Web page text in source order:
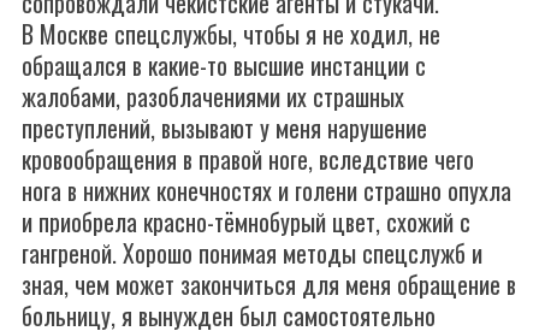
В Москве спецслужбы, чтобы я не ходил, не
обращался в какие-то высшие инстанции с
жалобами, разоблачениями их страшных
преступлений, вызывают у меня нарушение
кровообращения в правой ноге, вследствие чего
нога в нижних конечностях и голени страшно опухла
и приобрела красно-тёмнобурый цвет, схожий с
гангреной. Хорошо понимая методы спецслужб и
зная, чем может закончиться для меня обращение в
больницу, я вынужден был самостоятельно